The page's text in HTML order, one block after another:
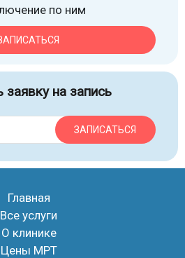
по ним
заявку на запись
ЗАПИСАТЬСЯ
Главная
Все услуги
О клинике
Цены МРТ